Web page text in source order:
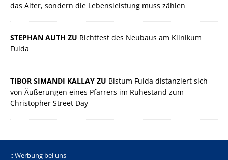
das Alter, sondern die Lebensleistung muss zählen
STEPHAN AUTH ZU Richtfest des Neubaus am Klinikum
Fulda
TIBOR SIMANDI KALLAY ZU Bistum Fulda distanziert sich
von Äußerungen eines Pfarrers im Ruhestand zum
Christopher Street Day
:: Werbung bei uns